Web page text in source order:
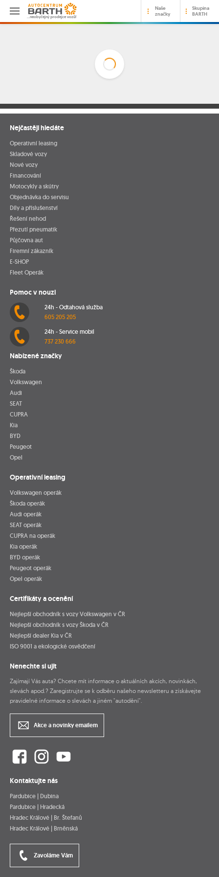
…neobyčejný prodejce vozů!
Naše
značky
Skupina
BARTH
Nejčastěji hledáte
Operativní leasing
Skladové vozy
Nové vozy
Financování
Motocykly a skútry
Objednávka do servisu
Díly a příslušenství
Řešení nehod
Přezutí pneumatik
Půjčovna aut
Firemní zákazník
E-SHOP
Fleet Operák
Pomoc v nouzi
24h - Odtahová služba
605 205 205
24h - Service mobil
737 230 666
Nabízené značky
Škoda
Volkswagen
Audi
SEAT
CUPRA
Kia
BYD
Peugeot
Opel
Operativní leasing
Volkswagen operák
Škoda operák
Audi operák
SEAT operák
CUPRA na operák
Kia operák
BYD operák
Peugeot operák
Opel operák
Certifikáty a ocenění
Nejlepší obchodník s vozy Volkswagen v ČR
Nejlepší obchodník s vozy Škoda v ČR
Nejlepší dealer Kia v ČR
ISO 9001 a ekologické osvědčení
Nenechte si ujít
Zajímají Vás auta? Chcete mít informace o aktuálních akcích, novinkách,
slevách apod.? Zaregistrujte se k odběru našeho newsletteru a získávejte
pravidelné informace o slevách a jiném "autodění".
Akce a novinky emailem
Kontaktujte nás
Pardubice | Dubina
Pardubice | Hradecká
Hradec Králové | Br. Štefanů
Hradec Králové | Brněnská
Zavoláme Vám